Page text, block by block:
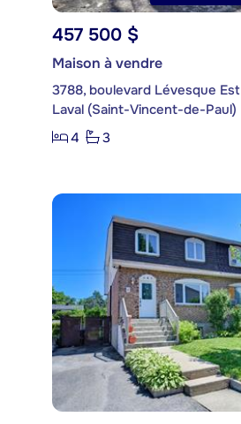
457 500 $
Maison à vendre
3788, boulevard Lévesque Est
Laval (Saint-Vincent-de-Paul)
4
3